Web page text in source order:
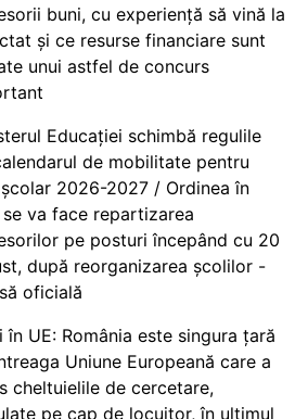
buni, cu experiență să vină la
și ce resurse financiare sunt
unui astfel de concurs
Educației schimbă regulile
de mobilitate pentru
2026-2027 / Ordinea în
va face repartizarea
pe posturi începând cu 20
după reorganizarea școlilor -
oficială
în UE: România este singura țară
Uniune Europeană care a
cheltuielile de cercetare,
pe cap de locuitor, în ultimul